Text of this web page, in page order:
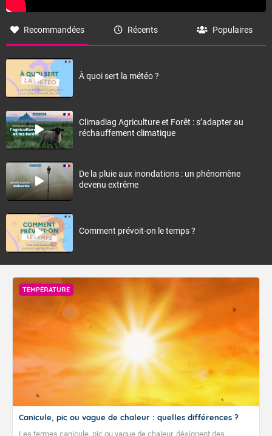
Recommandées Récents Populaires
À quoi sert la météo ?
Climadiag Agriculture et Forêt : s’adapter au
réchauffement climatique
De la pluie aux inondations : un phénomène
devenu extrême
Comment prévoit-on le temps ?
TEMPÉRATURE
Canicule, pic ou vague de chaleur : quelles différences ?
Les termes canicule, pic ou vague de chaleur, désignent des